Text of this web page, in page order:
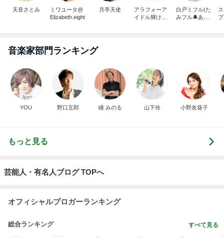
天音さとみ
ミワユータ@
Elizabeth.eight
月亭天使
アラフォーア
イドル輝けプ
白戸ミフル(た
みフル🔔あい
age2 on Netfli
音楽家部門ランキング
YOU 野口五郎 瞳 みのる 山下伶 小野友葵子
もっと見る
芸能人・有名人ブログ TOPへ
オフィシャルブロガーランキング
総合ランキング すべて見る